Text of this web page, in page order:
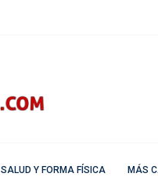
SALUD Y FORMA FÍSICA MÁS